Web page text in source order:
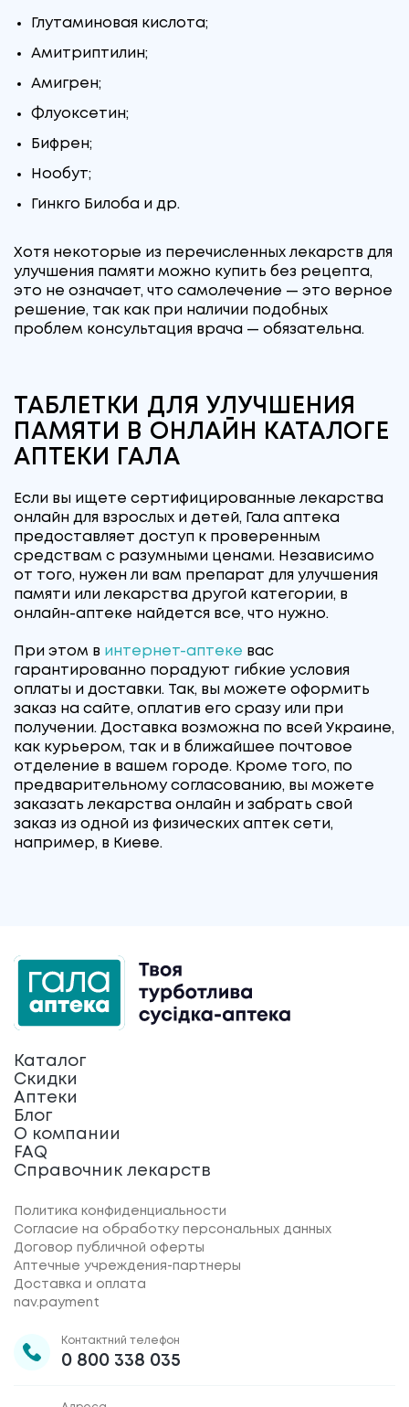
Глутаминовая кислота;
Амитриптилин;
Амигрен;
Флуоксетин;
Бифрен;
Нообут;
Гинкго Билоба и др.
Хотя некоторые из перечисленных лекарств для
улучшения памяти можно купить без рецепта,
это не означает, что самолечение — это верное
решение, так как при наличии подобных
проблем консультация врача — обязательна.
ТАБЛЕТКИ ДЛЯ УЛУЧШЕНИЯ
ПАМЯТИ В ОНЛАЙН КАТАЛОГЕ
АПТЕКИ ГАЛА
Если вы ищете сертифицированные лекарства
онлайн для взрослых и детей, Гала аптека
предоставляет доступ к проверенным
средствам с разумными ценами. Независимо
от того, нужен ли вам препарат для улучшения
памяти или лекарства другой категории, в
онлайн-аптеке найдется все, что нужно.
При этом в интернет-аптеке вас
гарантированно порадуют гибкие условия
оплаты и доставки. Так, вы можете оформить
заказ на сайте, оплатив его сразу или при
получении. Доставка возможна по всей Украине,
как курьером, так и в ближайшее почтовое
отделение в вашем городе. Кроме того, по
предварительному согласованию, вы можете
заказать лекарства онлайн и забрать свой
заказ из одной из физических аптек сети,
например, в Киеве.
Каталог
Скидки
Аптеки
Блог
О компании
FAQ
Справочник лекарств
Политика конфиденциальности
Согласие на обработку персональных данных
Договор публичной оферты
Аптечные учреждения-партнеры
Доставка и оплата
nav.payment
Контактний телефон
0 800 338 035